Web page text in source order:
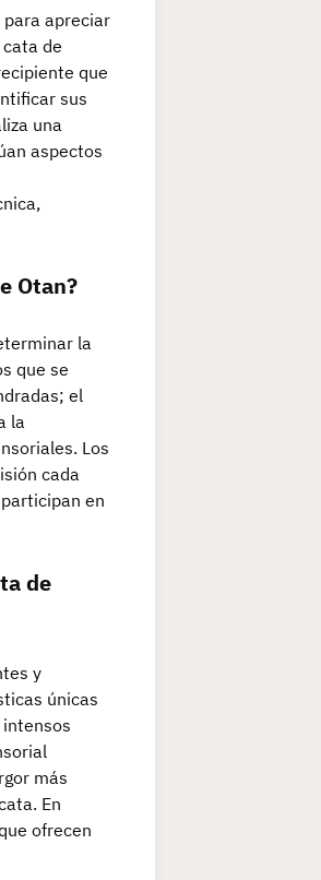
apreciar
de
que
sus
una
aspectos
Otan?
la
que se
el
la
Los
cada
en
de
y
únicas
más
En
ofrecen